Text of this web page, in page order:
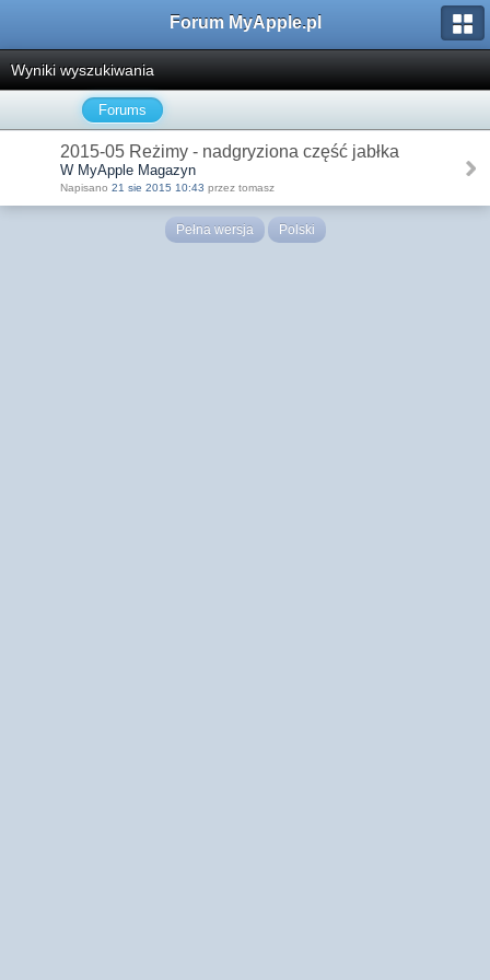
Forum MyApple.pl
Wyniki wyszukiwania
Forums
2015-05 Reżimy - nadgryziona część jabłka
W MyApple Magazyn
Napisano 21 sie 2015 10:43 przez tomasz
Pełna wersja Polski